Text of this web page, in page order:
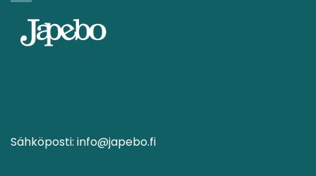
Sähköposti: info@japebo.fi